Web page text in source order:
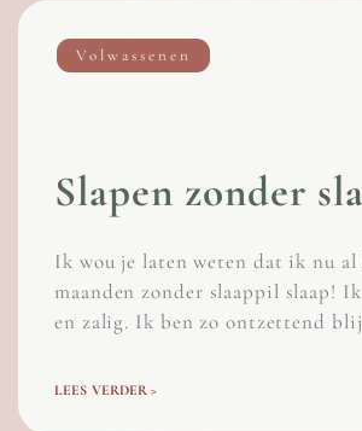
Volwassenen
Slapen zonder
Ik wou je laten weten dat ik nu al
maanden zonder slaappil slaap!
en zalig. Ik ben zo ontzettend
LEES VERDER >